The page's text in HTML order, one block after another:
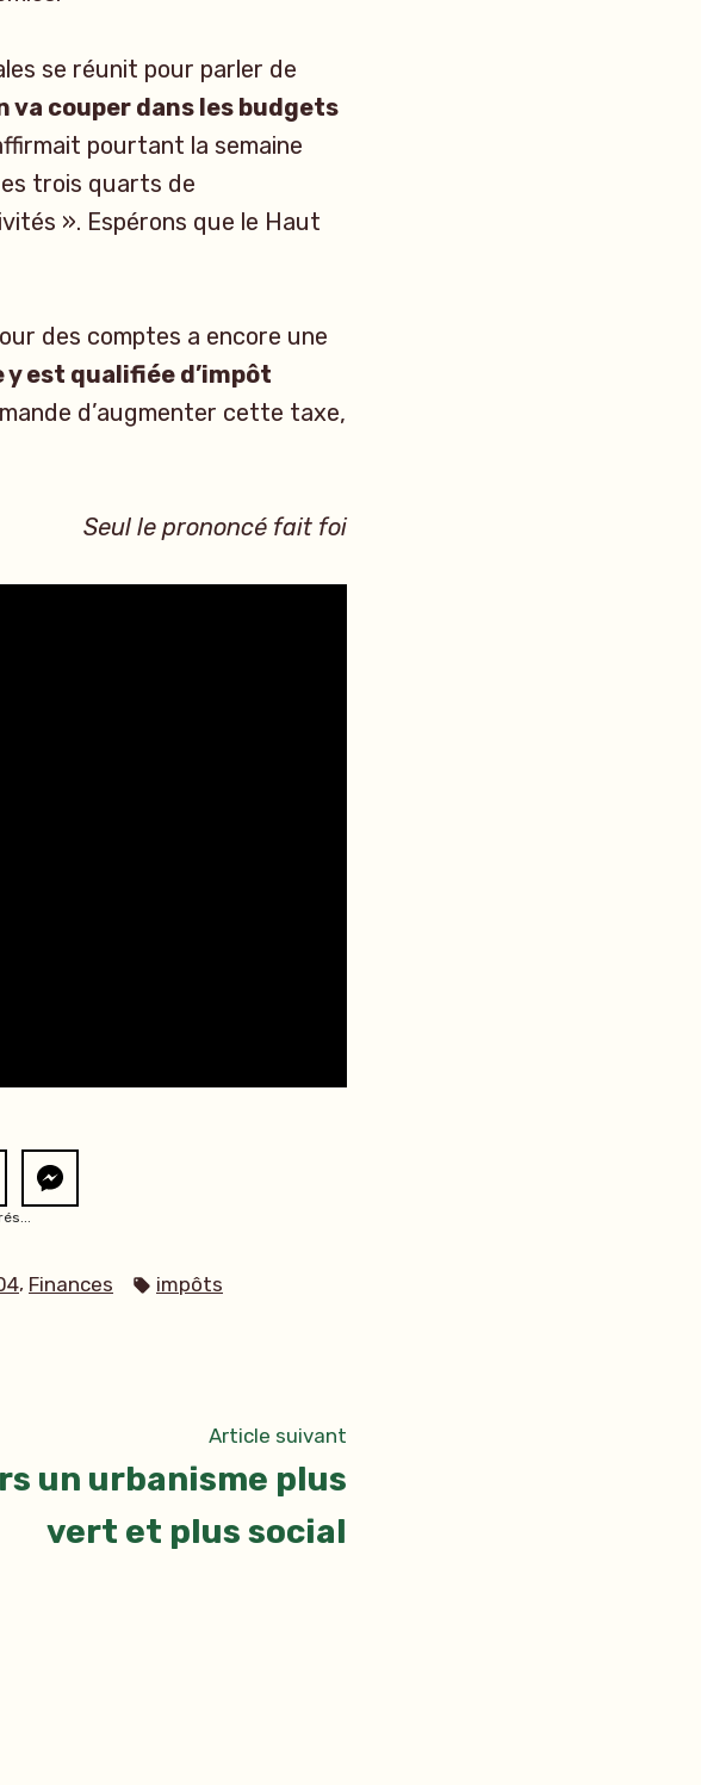
se réunit pour parler de
va couper dans les budgets
pourtant la semaine
trois quarts de
». Espérons que le Haut
des comptes a encore une
est qualifiée d’impôt
d’augmenter cette taxe,
Seul le prononcé fait foi
, Finances Étiquettes :
impôts
Article suivant
un urbanisme plus
vert et plus social